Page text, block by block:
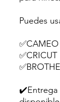
Puedes
✅CAMEO
✅CRICUT
✔️Entrega